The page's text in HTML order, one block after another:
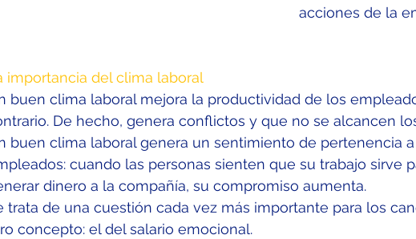
acciones de la
importancia del clima laboral
buen clima laboral mejora la productividad de los
De hecho, genera conflictos y que no se alcancen
buen clima laboral genera un sentimiento de pertenencia
cuando las personas sienten que su trabajo sirve
dinero a la compañía, su compromiso aumenta.
trata de una cuestión cada vez más importante para los
concepto: el del salario emocional.